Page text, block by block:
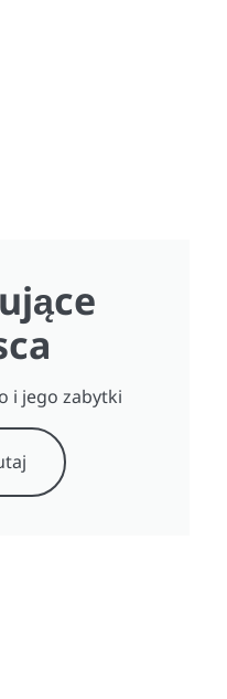
i jego zabytki